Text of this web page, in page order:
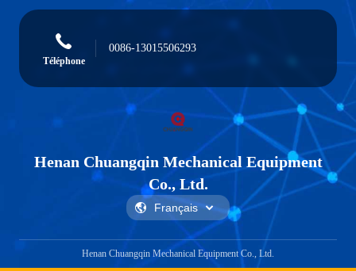
Téléphone
0086-13015506293
Henan Chuangqin Mechanical Equipment
Co., Ltd.
Henan Chuangqin Mechanical Equipment Co., Ltd.